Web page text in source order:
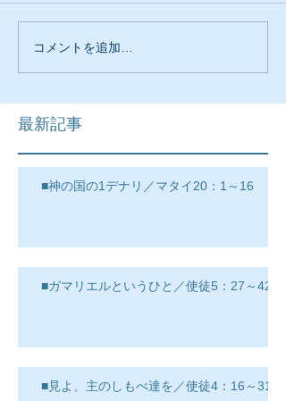
コメントを追加…
最新記事
■神の国の1デナリ／マタイ20：1～16
■ガマリエルというひと／使徒5：27～42
■見よ、主のしもべ達を／使徒4：16～31